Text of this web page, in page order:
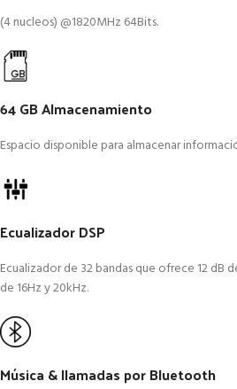
(4 nucleos) @1820MHz 64Bits.
64 GB Almacenamiento
Espacio disponible para almacenar
Ecualizador DSP
Ecualizador de 32 bandas que ofrece 12 dB
de 16Hz y 20kHz.
Música & llamadas por Bluetooth